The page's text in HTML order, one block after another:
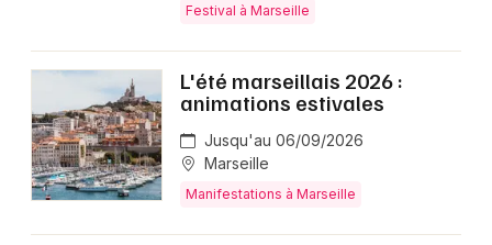
Soirées
Sorties famille
Expos
Sorties & loisirs
Strasbourg
Toulouse
Toutes les villes
Festival à Marseille
L'été marseillais 2026 :
animations estivales
Jusqu'au 06/09/2026
Marseille
Manifestations à Marseille